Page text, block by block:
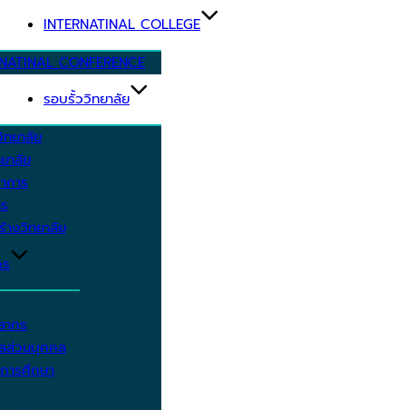
INTERNATINAL COLLEGE
CONFERENCE
รอบรั้ววิทยาลัย
ทยาลัย
าลัย
การ
างวิทยาลัย
กร
ส่วนบุคคล
ารศึกษา